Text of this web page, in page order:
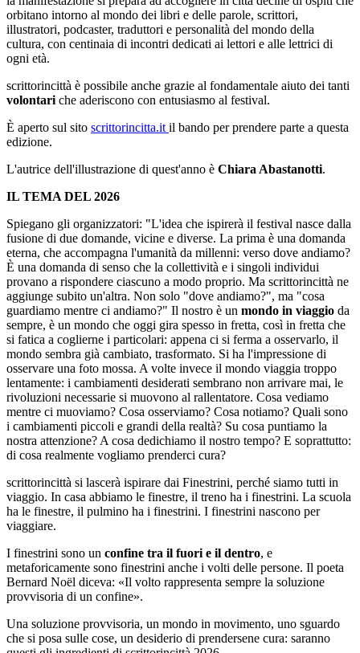
orbitano intorno al mondo dei libri e delle parole, scrittori,
illustratori, podcaster, traduttori e personalità del mondo della
cultura, con centinaia di incontri dedicati ai lettori e alle lettrici di
ogni età.
scrittorincittà è possibile anche grazie al fondamentale aiuto dei tanti
volontari che aderiscono con entusiasmo al festival.
È aperto sul sito scrittorincitta.it il bando per prendere parte a questa
edizione.
L'autrice dell'illustrazione di quest'anno è Chiara Abastanotti.
IL TEMA DEL 2026
Spiegano gli organizzatori: "L'idea che ispirerà il festival nasce dalla
fusione di due domande, vicine e diverse. La prima è una domanda
eterna, che accompagna l'umanità da millenni: verso dove andiamo?
È una domanda di senso che la collettività e i singoli individui
provano a rispondere ciascuno a modo proprio. Ma scrittorincittà ne
aggiunge subito un'altra. Non solo "dove andiamo?", ma "cosa
guardiamo mentre ci andiamo?" Il nostro è un mondo in viaggio da
sempre, è un mondo che oggi gira spesso in fretta, così in fretta che
si fatica a coglierne i particolari: appena ci si ferma a osservarlo, il
mondo sembra già cambiato, trasformato. Si ha l'impressione di
osservare una foto mossa. A volte invece il mondo viaggia troppo
lentamente: i cambiamenti desiderati sembrano non arrivare mai, le
rivoluzioni necessarie si muovono al rallentatore. Cosa vediamo
mentre ci muoviamo? Cosa osserviamo? Cosa notiamo? Quali sono
i cambiamenti piccoli e grandi della realtà? Su cosa puntiamo la
nostra attenzione? A cosa dedichiamo il nostro tempo? E soprattutto:
di cosa realmente vogliamo prenderci cura?
scrittorincittà si lascerà ispirare dai Finestrini, perché siamo tutti in
viaggio. In casa abbiamo le finestre, il treno ha i finestrini. La scuola
ha le finestre, il pulmino ha i finestrini. I finestrini nascono per
viaggiare.
I finestrini sono un confine tra il fuori e il dentro, e
metaforicamente sono finestrini anche i volti delle persone. Il poeta
Bernard Noël diceva: «Il volto rappresenta sempre la soluzione
provvisoria di un confine».
Una soluzione provvisoria, un mondo in movimento, uno sguardo
che si posa sulle cose, un desiderio di prendersene cura: saranno